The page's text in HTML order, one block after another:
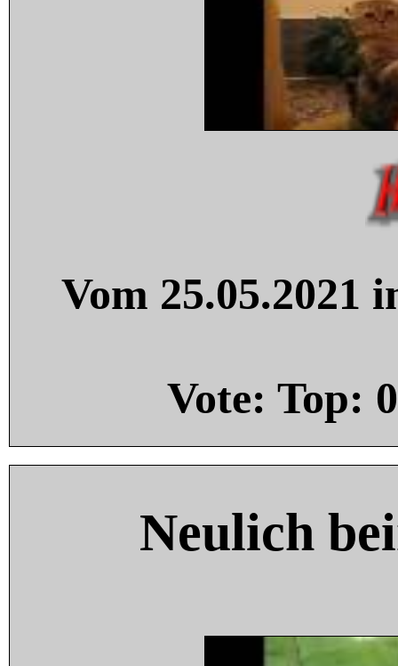
Vom 25.05.2021
Vote: Top: 0
Neulich